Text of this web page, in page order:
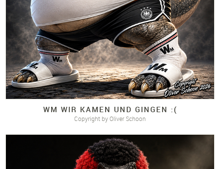
WM WIR KAMEN UND GINGEN :(
Copyright by Oliver Schoon